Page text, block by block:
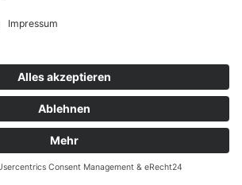
Hochschulkollegium
Qualitätsmanagement
Recht und Compliance
Arbeitskreis Gleichbehandl.
Beauftragte
Betriebsrat
Kinderschutz
Mobbingprävention